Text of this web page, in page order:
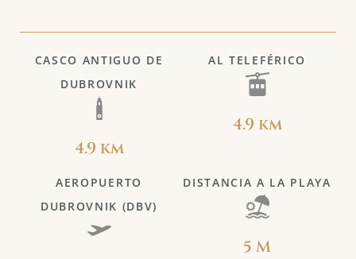
CASCO ANTIGUO DE
DUBROVNIK
4.9 km
AL TELEFÉRICO
4.9 km
AEROPUERTO
DUBROVNIK (DBV)
DISTANCIA A LA PLAYA
5 M